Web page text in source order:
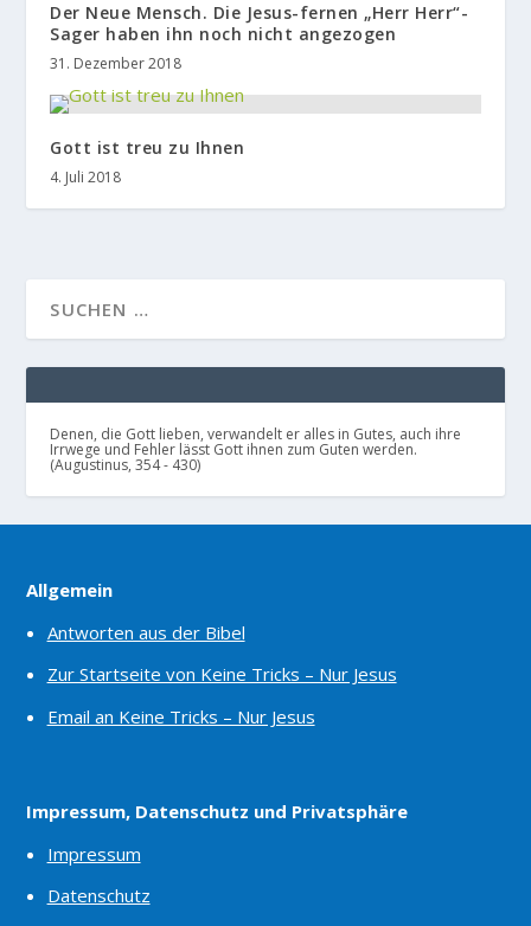
Der Neue Mensch. Die Jesus-fernen „Herr Herr“-
Sager haben ihn noch nicht angezogen
31. Dezember 2018
Gott ist treu zu Ihnen
4. Juli 2018
Denen, die Gott lieben, verwandelt er alles in Gutes, auch ihre
Irrwege und Fehler lässt Gott ihnen zum Guten werden.
(Augustinus, 354 - 430)
Allgemein
Antworten aus der Bibel
Zur Startseite von Keine Tricks – Nur Jesus
Email an Keine Tricks – Nur Jesus
Impressum, Datenschutz und Privatsphäre
Impressum
Datenschutz